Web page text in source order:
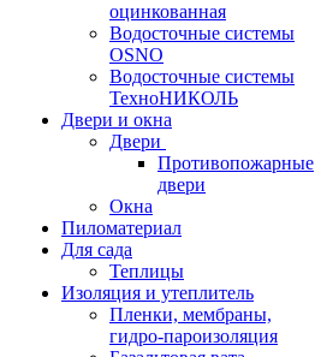
оцинкованная
Водосточные системы
OSNO
Водосточные системы
ТехноНИКОЛЬ
Двери и окна
Двери
Противопожарные
двери
Окна
Пиломатериал
Для сада
Теплицы
Изоляция и утеплитель
Пленки, мембраны,
гидро-пароизоляция